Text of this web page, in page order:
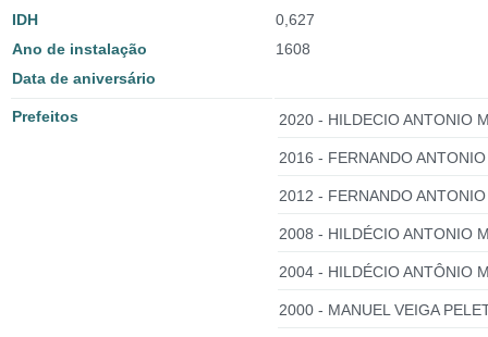
IDH
0,627
Ano de instalação
1608
Data de aniversário
Prefeitos 2020 - HILDECIO ANTONIO
2016 - FERNANDO
2012 - FERNANDO
2008 - HILDÉCIO ANTONIO
2004 - HILDÉCIO ANTÔNIO
2000 - MANUEL VEIGA